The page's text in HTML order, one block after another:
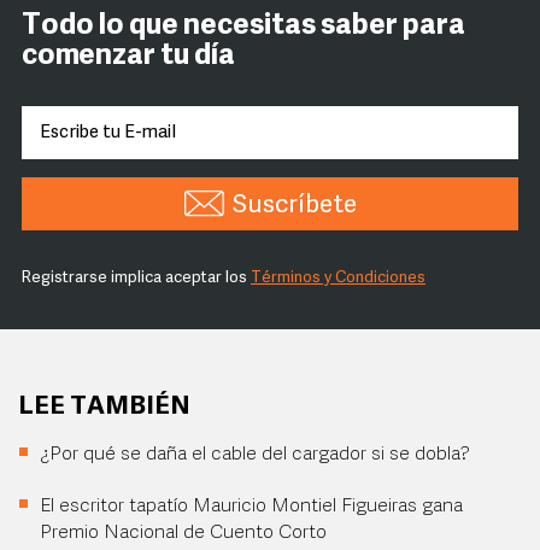
Todo lo que necesitas saber para
comenzar tu día
Suscríbete
Registrarse implica aceptar los Términos y Condiciones
LEE TAMBIÉN
¿Por qué se daña el cable del cargador si se dobla?
El escritor tapatío Mauricio Montiel Figueiras gana
Premio Nacional de Cuento Corto